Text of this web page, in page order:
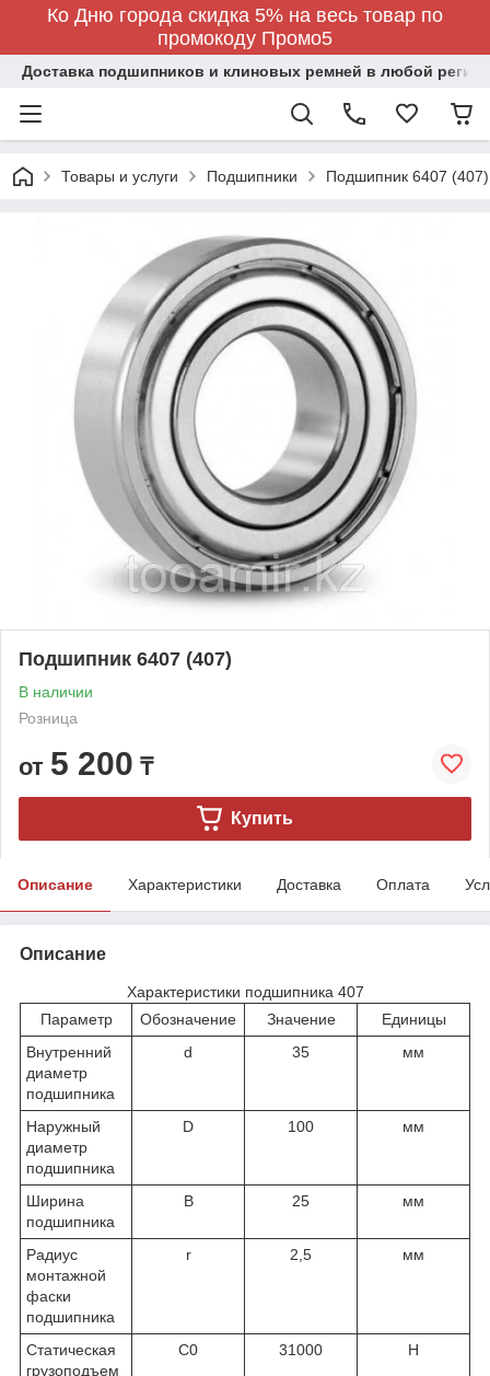
Ко Дню города скидка 5% на весь товар по
промокоду Промо5
Доставка подшипников и клиновых ремней в любой регион
Товары и услуги Подшипники Подшипник 6407 (407)
Подшипник 6407 (407)
В наличии
Розница
от 5 200 ₸
Купить
Описание Характеристики Доставка Оплата
Описание
Характеристики подшипника 407
Параметр
Обозначение Значение
Единицы
Внутренний
диаметр
подшипника
d 35 мм
Наружный
диаметр
подшипника
D 100 мм
Ширина
подшипника
В 25 мм
Радиус
монтажной
фаски
подшипника
r 2,5 мм
Статическая
грузоподъем
C0 31000 Н